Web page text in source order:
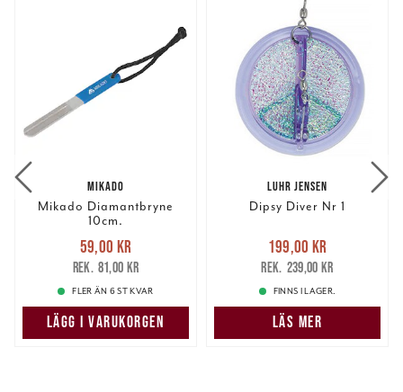
MIKADO
Mikado Diamantbryne
10cm.
Nuvarande pris
59,00 krTidigare pris
81,00 kr
59,00 kr
81,00 kr
FLER ÄN 6 ST KVAR
LÄGG I VARUKORGEN
LUHR JENSEN
Dipsy Diver Nr 1
Nuvarande pris
199,00 krTidigare pris
239,00 kr
199,00 kr
239,00 kr
FINNS I LAGER.
LÄS MER